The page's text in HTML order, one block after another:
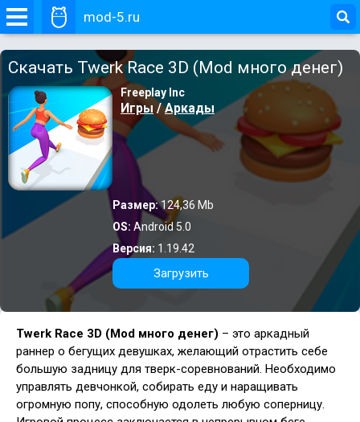
mod-5.ru
Скачать Twerk Race 3D (Mod много денег)
Freeplay Inc
Игры /Аркады
Размер:124,36 Mb
OS: Android 5.0
Версия: 1.19.42
Загрузить
Twerk Race 3D (Mod много денег) – это аркадный
раннер о бегущих девушках, желающий отрастить себе
большую задницу для тверк-соревнований. Необходимо
управлять девчонкой, собирать еду и наращивать
огромную попу, способную одолеть любую соперницу.